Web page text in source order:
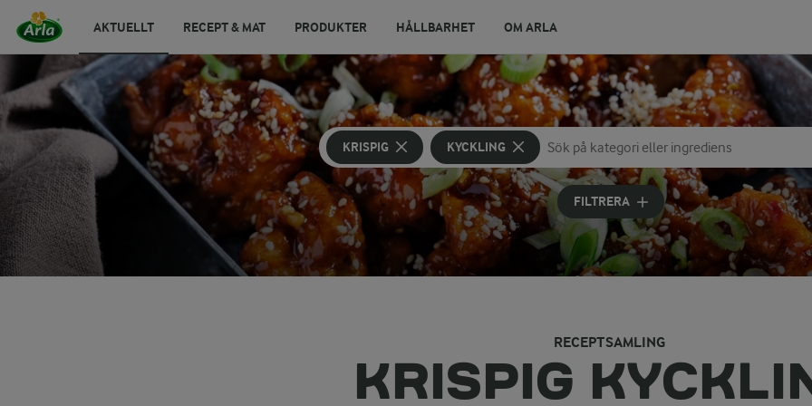
AKTUELLT RECEPT & MAT PRODUKTER HÅLLBARHET OM ARLA
KRISPIG KYCKLING
Sök på kategori eller ingrediens
Skriv in sökord för att få förslag
FILTRERA
RECEPTSAMLING
KRISPIG